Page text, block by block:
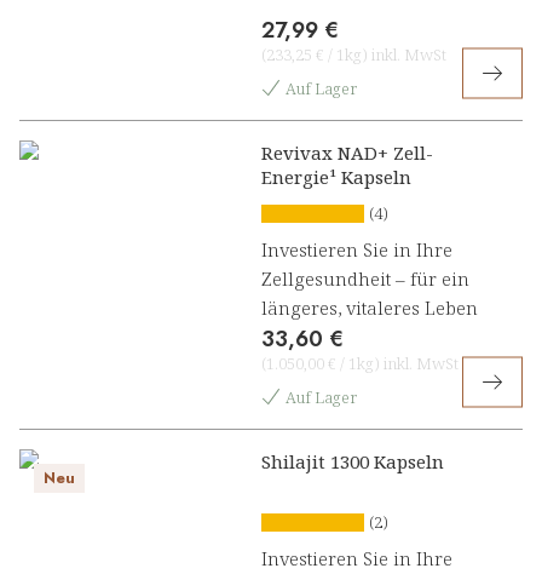
27,99 €
(233,25 € / 1kg) inkl. MwSt
Auf Lager
Revivax NAD+ Zell-
Energie¹ Kapseln
(4)
Investieren Sie in Ihre
Zellgesundheit – für ein
längeres, vitaleres Leben
33,60 €
(1.050,00 € / 1kg) inkl. MwSt
Auf Lager
Neu
Shilajit 1300 Kapseln
(2)
Investieren Sie in Ihre